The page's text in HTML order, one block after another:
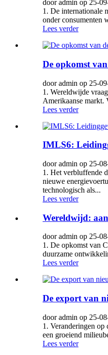
door admin op 25-
1. De internationale
onder consumenten
Lees verder
De opkomst
door admin op 25-
1. Wereldwijde
Amerikaanse markt.
Lees verder
IMLS6:
door admin op 25-
1. Het verbluffende
nieuwe
technologisch als...
Lees verder
Wereldwijd:
door admin op 25-
1. De opkomst van
duurzame
Lees verder
De export van
door admin op 25-
1. Veranderingen
een groeiend
Lees verder